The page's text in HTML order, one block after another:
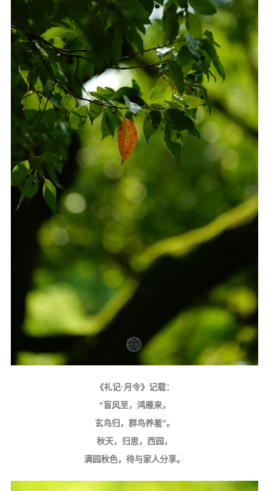
《礼记·月令》记载：
“盲风至，鸿雁来，
玄鸟归，群鸟养羞”。
秋天，归思，西园，
满园秋色，待与家人分享。